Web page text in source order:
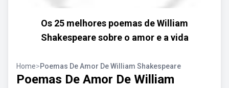
Os 25 melhores poemas de William
Shakespeare sobre o amor e a vida
Home>Poemas De Amor De William Shakespeare
Poemas De Amor De William